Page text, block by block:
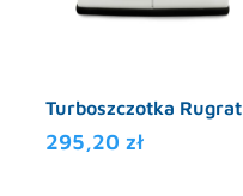
Turboszczotka Rugrat
295,20zł